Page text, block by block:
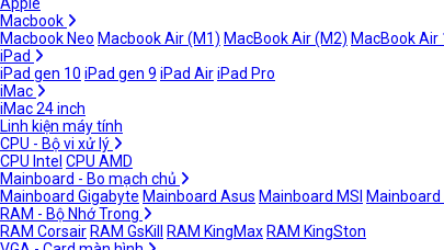
Macbook
Macbook Neo Macbook Air (M1) MacBook Air (M2) MacBook Air
iPad
iPad gen 10 iPad gen 9 iPad AiriPad Pro
iMac
iMac 24 inch
Linh kiện máy tính
CPU - Bộ vi xử lý
CPU Intel CPU AMD
Mainboard - Bo mạch chủ
Mainboard Gigabyte Mainboard Asus Mainboard MSI Mainboard
RAM - Bộ Nhớ Trong
RAM Corsair RAM GsKill RAM KingMax RAM KingSton